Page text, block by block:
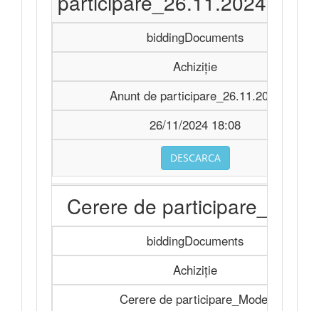
biddingDocuments
Achiziție
Anunt de participare_26.11.2024
26/11/2024 18:08
DESCARCA
Cerere de
biddingDocuments
Achiziție
Cerere de participare_Model